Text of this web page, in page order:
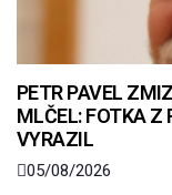
PETR PAVEL
MLČEL: FOTKA Z
VYRAZIL
05/08/2026